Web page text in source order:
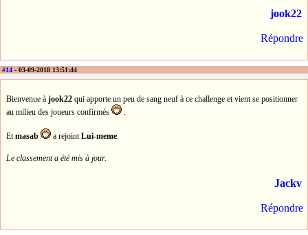
jook22
Répondre
#14 - 03-09-2018 13:51:44
Bienvenue à jook22 qui apporte un peu de sang neuf à ce challenge et vient se positionner
au milieu des joueurs confirmés
.
Etmasab a rejointLui-meme.
Le classement a été mis à jour.
Jackv
Répondre